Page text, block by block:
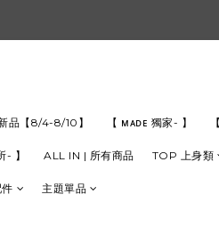
品【8/4-8/10】 【 ᴍᴀᴅᴇ 獨家- 】
- 】 ALL IN | 所有商品 TOP 上身類
主題單品